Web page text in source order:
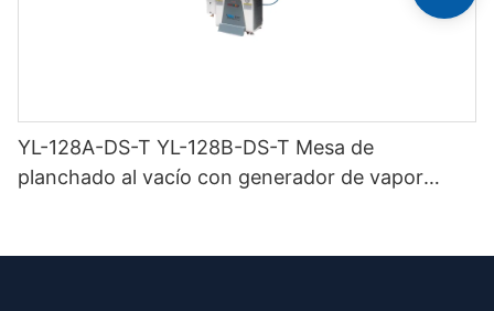
YL-128A-DS-T YL-128B-DS-T Mesa de
planchado al vacío con generador de vapor